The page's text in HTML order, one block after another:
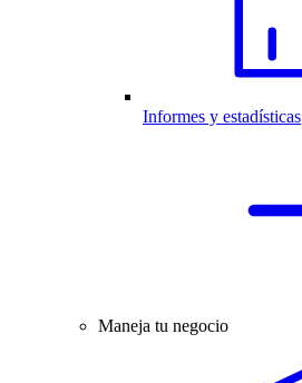
Informes y estadísticas
Maneja tu negocio